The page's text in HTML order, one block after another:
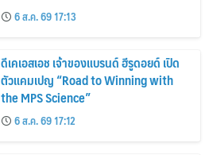
6 ส.ค. 69 17:13
ดีเคเอสเอช เจ้าของแบรนด์ ฮีรูดอยด์ เปิด
ตัวแคมเปญ “Road to Winning with
the MPS Science”
6 ส.ค. 69 17:12